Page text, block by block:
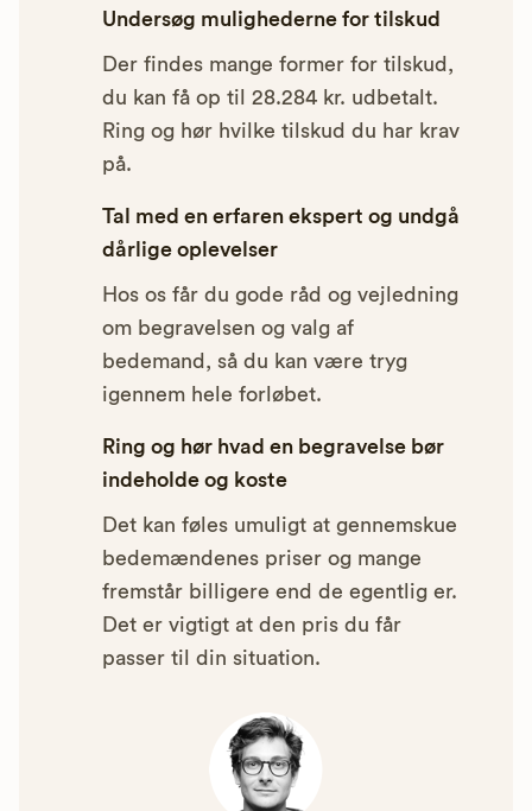
Undersøg mulighederne for tilskud
Der findes mange former for tilskud,
du kan få op til 28.284 kr. udbetalt.
Ring og hør hvilke tilskud du har krav
på.
Tal med en erfaren ekspert og undgå
dårlige oplevelser
Hos os får du gode råd og vejledning
om begravelsen og valg af
bedemand, så du kan være tryg
igennem hele forløbet.
Ring og hør hvad en begravelse bør
indeholde og koste
Det kan føles umuligt at gennemskue
bedemændenes priser og mange
fremstår billigere end de egentlig er.
Det er vigtigt at den pris du får
passer til din situation.